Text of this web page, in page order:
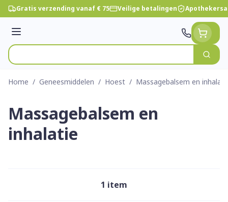
Ga naar de inhoud
Gratis verzending vanaf € 75 Veilige betalingen
Menu
Product, merk, categorie...
Zoek
Home / Geneesmiddelen / Hoest / Massagebalsem en
Massagebalsem en
inhalatie
1 item